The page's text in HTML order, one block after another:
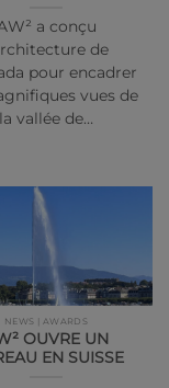
a conçu
de
pour encadrer
vues de
la vallée de…
NEWS | AWARDS
OUVRE UN
EN SUISSE